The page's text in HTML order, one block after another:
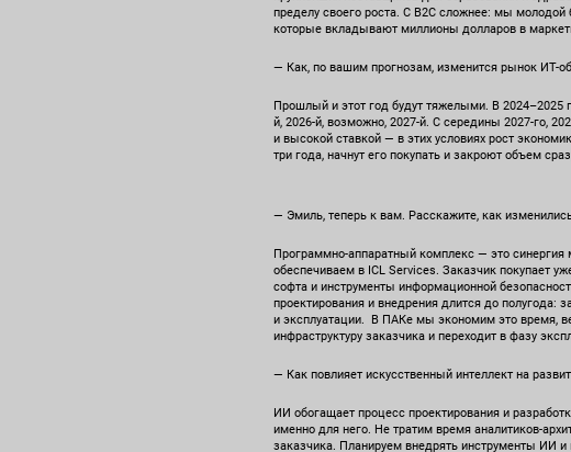
пределу своего роста. С B2C сложнее: мы
которые вкладывают миллионы долларов в
— Как, по вашим прогнозам, изменится рынок ИТ-
Прошлый и этот год будут тяжелыми. В 2024–2025
й, 2026-й, возможно, 2027-й. С середины 2027-го,
и высокой ставкой — в этих условиях рост
три года, начнут его покупать и закроют объем
— Эмиль, теперь к вам. Расскажите, как
Программно-аппаратный комплекс — это
обеспечиваем в ICL Services. Заказчик покупает
софта и инструменты информационной
проектирования и внедрения длится до полугода:
и эксплуатации. В ПАКе мы экономим это время,
инфраструктуру заказчика и переходит в фазу
— Как повлияет искусственный интеллект на
ИИ обогащает процесс проектирования и
именно для него. Не тратим время аналитиков-
заказчика. Планируем внедрять инструменты ИИ